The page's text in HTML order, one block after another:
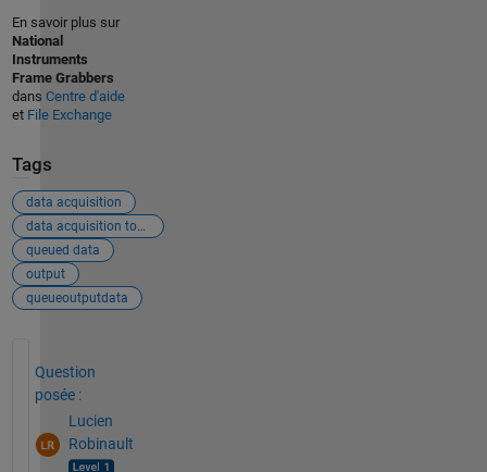
En savoir plus sur
National
Instruments
Frame Grabbers
dans Centre d'aide
et File Exchange
Tags
data acquisition
data acquisition toolbox
queued data
output
queueoutputdata
Question
posée :
Lucien
Robinault